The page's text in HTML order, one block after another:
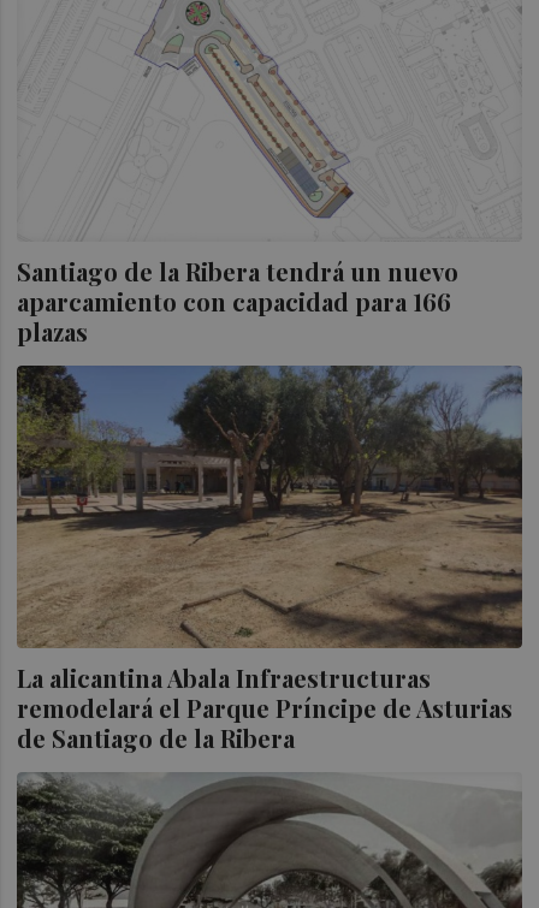
Santiago de la Ribera tendrá un nuevo
aparcamiento con capacidad para 166
plazas
La alicantina Abala Infraestructuras
remodelará el Parque Príncipe de Asturias
de Santiago de la Ribera